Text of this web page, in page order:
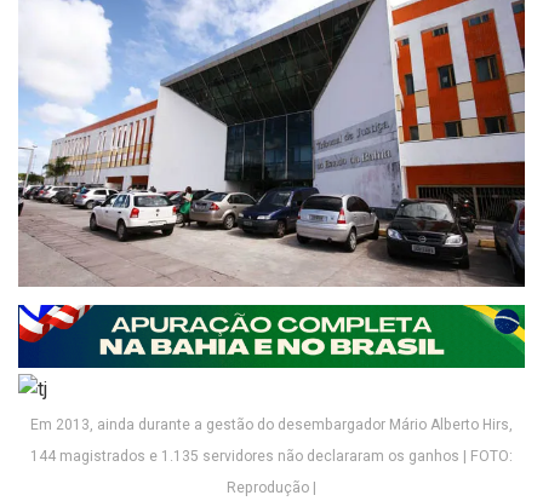
Em 2013, ainda durante a gestão do desembargador Mário Alberto Hirs,
144 magistrados e 1.135 servidores não declararam os ganhos | FOTO:
Reprodução |